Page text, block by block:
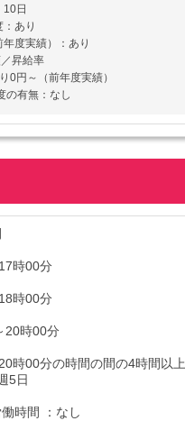
日
あり
度実績）：あり
昇給率
0円～（前年度実績）
の有無：なし
時00分
時00分
20時00分
時00分の時間の間の4時間以上
5日
時間 ：なし